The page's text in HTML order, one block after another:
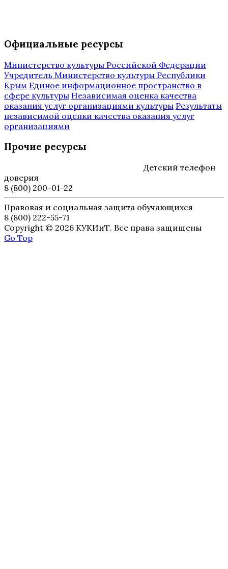
Официальные ресурсы
Министерство культуры Российской Федерации
Учредитель Министерство культуры Республики
Крым Единое информационное пространство в
сфере культуры Независимая оценка качества
оказания услуг организациями культуры Результаты
независимой оценки качества оказания услуг
организациями
Прочие ресурсы
Детский телефон
доверия
8 (800) 200-01-22
Правовая и социальная защита обучающихся
8 (800) 222-55-71
Copyright © 2026 КУКИиТ. Все права защищены
Go Top